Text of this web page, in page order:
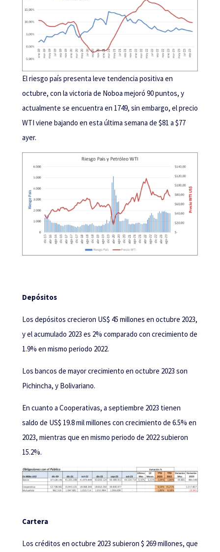
El riesgo país presenta leve tendencia positiva en
octubre, con la victoria de Noboa mejoró 90 puntos, y
actualmente se encuentra en 1749, sin embargo, el precio
WTI viene bajando en esta última semana de $81 a $77
ayer.
Depósitos
Los depósitos crecieron US$ 45 millones en octubre 2023,
y el acumulado 2023 es 2% comparado con crecimiento de
1.9% en mismo periodo 2022.
Los bancos de mayor crecimiento en octubre 2023 son
Pichincha, y Bolivariano.
En cuanto a Cooperativas, a septiembre 2023 tienen
saldo de US$ 19.8 mil millones con crecimiento de 6.5% en
2023, mientras que en mismo periodo de 2022 subieron
15.2%.
Cartera
Los créditos en octubre 2023 subieron $ 269 millones, que